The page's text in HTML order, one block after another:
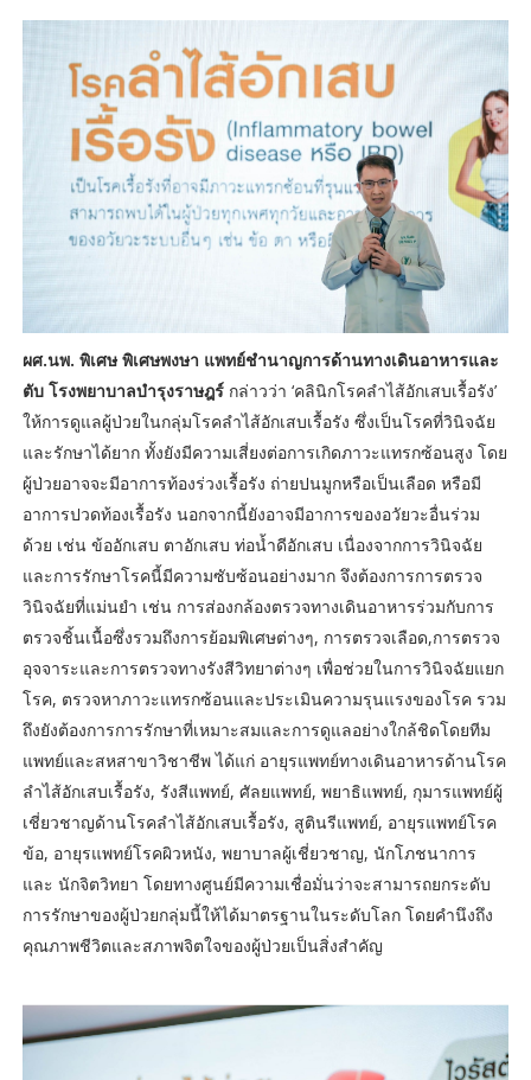
ผศ.นพ. พิเศษ พิเศษพงษา แพทย์ชำนาญการด้านทางเดินอาหารและ
ตับ โรงพยาบาลบำรุงราษฎร์กล่าวว่า ‘คลินิกโรคลำไส้อักเสบเรื้อรัง’
ให้การดูแลผู้ป่วยในกลุ่มโรคลำไส้อักเสบเรื้อรัง ซึ่งเป็นโรคที่วินิจฉัย
และรักษาได้ยาก ทั้งยังมีความเสี่ยงต่อการเกิดภาวะแทรกซ้อนสูง โดย
ผู้ป่วยอาจจะมีอาการท้องร่วงเรื้อรัง ถ่ายปนมูกหรือเป็นเลือด หรือมี
อาการปวดท้องเรื้อรัง นอกจากนี้ยังอาจมีอาการของอวัยวะอื่นร่วม
ด้วย เช่น ข้ออักเสบ ตาอักเสบ ท่อน้ำดีอักเสบ เนื่องจากการวินิจฉัย
และการรักษาโรคนี้มีความซับซ้อนอย่างมาก จึงต้องการการตรวจ
วินิจฉัยที่แม่นยำ เช่น การส่องกล้องตรวจทางเดินอาหารร่วมกับการ
ตรวจชิ้นเนื้อซึ่งรวมถึงการย้อมพิเศษต่างๆ, การตรวจเลือด,การตรวจ
อุจจาระและการตรวจทางรังสีวิทยาต่างๆ เพื่อช่วยในการวินิจฉัยแยก
โรค, ตรวจหาภาวะแทรกซ้อนและประเมินความรุนแรงของโรค รวม
ถึงยังต้องการการรักษาที่เหมาะสมและการดูแลอย่างใกล้ชิดโดยทีม
แพทย์และสหสาขาวิชาชีพ ได้แก่ อายุรแพทย์ทางเดินอาหารด้านโรค
ลำไส้อักเสบเรื้อรัง, รังสีแพทย์, ศัลยแพทย์, พยาธิแพทย์, กุมารแพทย์ผู้
เชี่ยวชาญด้านโรคลำไส้อักเสบเรื้อรัง, สูตินรีแพทย์, อายุรแพทย์โรค
ข้อ, อายุรแพทย์โรคผิวหนัง, พยาบาลผู้เชี่ยวชาญ, นักโภชนาการ
และ นักจิตวิทยา โดยทางศูนย์มีความเชื่อมั่นว่าจะสามารถยกระดับ
การรักษาของผู้ป่วยกลุ่มนี้ให้ได้มาตรฐานในระดับโลก โดยคำนึงถึง
คุณภาพชีวิตและสภาพจิตใจของผู้ป่วยเป็นสิ่งสำคัญ